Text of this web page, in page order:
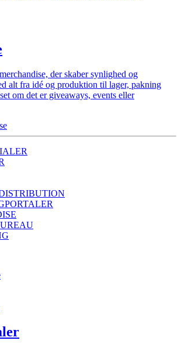
der skaber synlighed og
alt fra idé og produktion til lager, pakning
om det er giveaways, events eller